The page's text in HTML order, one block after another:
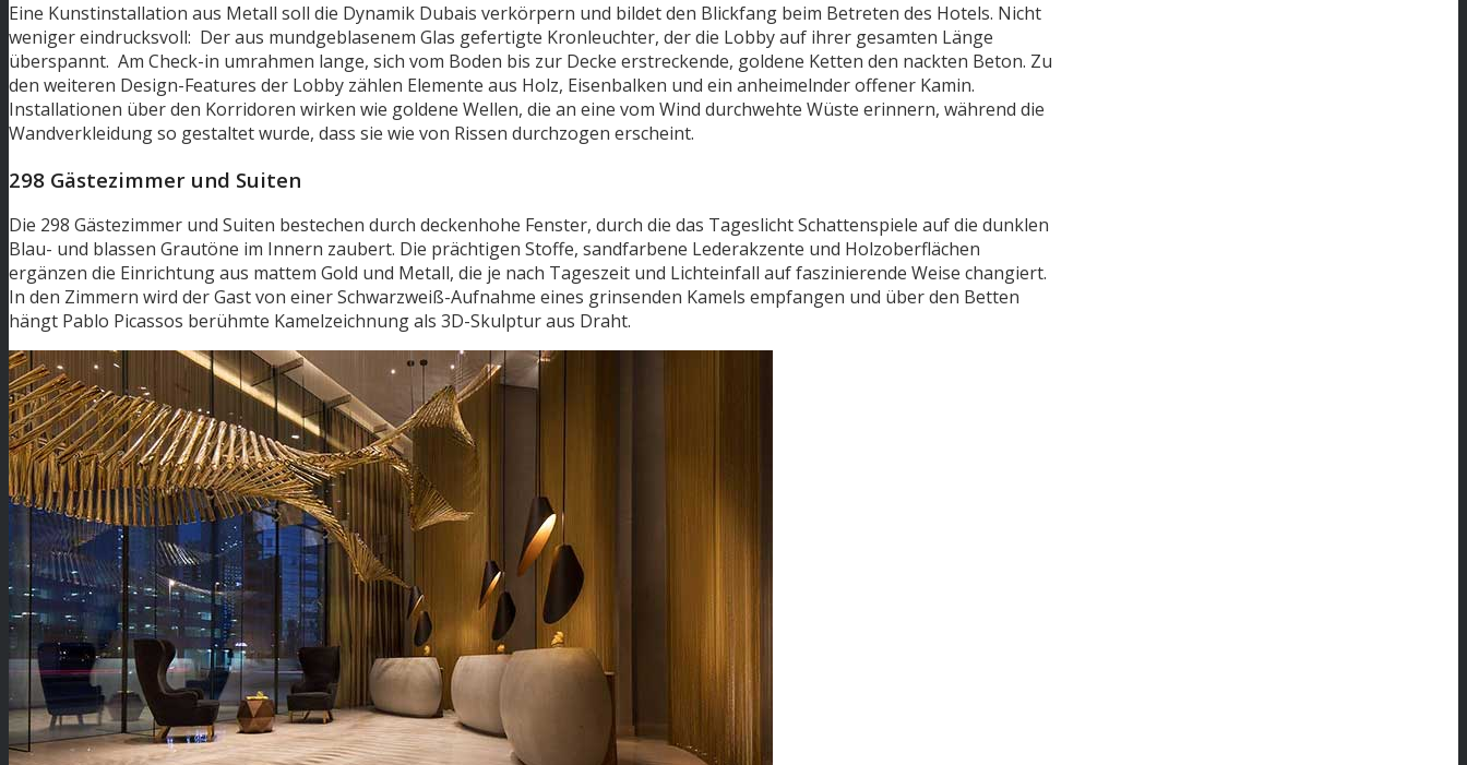
Eine Kunstinstallation aus Metall soll die Dynamik Dubais verkörpern und bildet den Blickfang beim Betreten des Hotels. Nicht
weniger eindrucksvoll: Der aus mundgeblasenem Glas gefertigte Kronleuchter, der die Lobby auf ihrer gesamten Länge
überspannt. Am Check-in umrahmen lange, sich vom Boden bis zur Decke erstreckende, goldene Ketten den nackten Beton. Zu
den weiteren Design-Features der Lobby zählen Elemente aus Holz, Eisenbalken und ein anheimelnder offener Kamin.
Installationen über den Korridoren wirken wie goldene Wellen, die an eine vom Wind durchwehte Wüste erinnern, während die
Wandverkleidung so gestaltet wurde, dass sie wie von Rissen durchzogen erscheint.
298 Gästezimmer und Suiten
Die 298 Gästezimmer und Suiten bestechen durch deckenhohe Fenster, durch die das Tageslicht Schattenspiele auf die dunklen
Blau- und blassen Grautöne im Innern zaubert. Die prächtigen Stoffe, sandfarbene Lederakzente und Holzoberflächen
ergänzen die Einrichtung aus mattem Gold und Metall, die je nach Tageszeit und Lichteinfall auf faszinierende Weise changiert.
In den Zimmern wird der Gast von einer Schwarzweiß-Aufnahme eines grinsenden Kamels empfangen und über den Betten
hängt Pablo Picassos berühmte Kamelzeichnung als 3D-Skulptur aus Draht.